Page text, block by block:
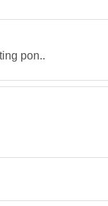
pon..